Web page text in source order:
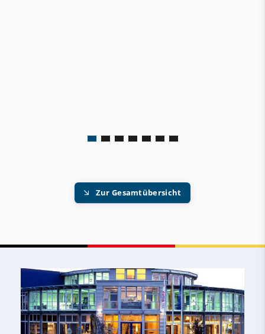
Zur Gesamtübersicht